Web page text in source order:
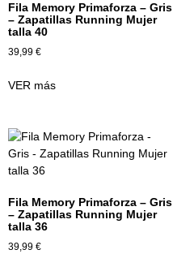
Fila Memory Primaforza – Gris
– Zapatillas Running Mujer
talla 40
39,99 €
VER más
Fila Memory Primaforza – Gris
– Zapatillas Running Mujer
talla 36
39,99 €